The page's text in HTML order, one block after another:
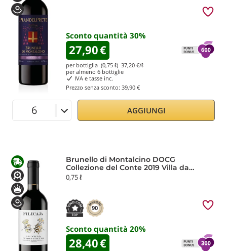
Sconto quantità 30%
27,90€
per bottiglia (0,75 ℓ) 37,20 €/ℓ
per almeno 6 bottiglie
IVA e tasse inc.
Prezzo senza sconto: 39,90 €
AGGIUNGI
Brunello di Montalcino DOCG
Collezione del Conte 2019 Villa da
Filicaja
0,75 ℓ
90
Sconto quantità 20%
28,40€